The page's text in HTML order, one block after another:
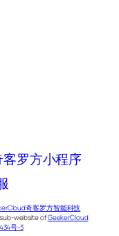
奇客罗方智能科技
website ofGeekerCloud
号-3